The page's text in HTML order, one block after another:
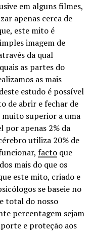
em alguns filmes,
apenas cerca de
este mito é
imagem de
da qual
as partes do
as mais
estudo é possível
de abrir e fechar de
superior a uma
por apenas 2% da
utiliza 20% de
facto que
mais do que os
este mito, criado e
se baseie no
total do nosso
percentagem sejam
e proteção aos